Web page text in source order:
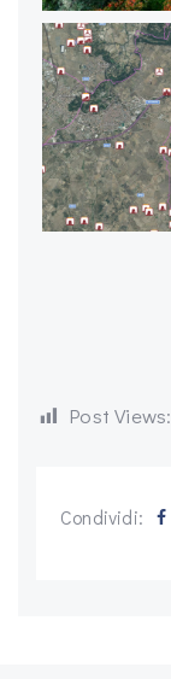
Post Views:
Condividi: